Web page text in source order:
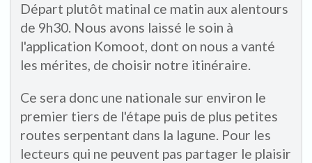
Départ plutôt matinal ce matin aux alentours
de 9h30. Nous avons laissé le soin à
l'application Komoot, dont on nous a vanté
les mérites, de choisir notre itinéraire.
Ce sera donc une nationale sur environ le
premier tiers de l'étape puis de plus petites
routes serpentant dans la lagune. Pour les
lecteurs qui ne peuvent pas partager le plaisir